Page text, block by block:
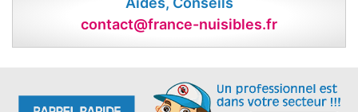
contact@france-nuisibles.fr